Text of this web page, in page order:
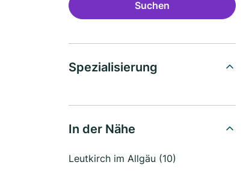
Suchen
Spezialisierung
In der Nähe
Leutkirch im Allgäu (10)